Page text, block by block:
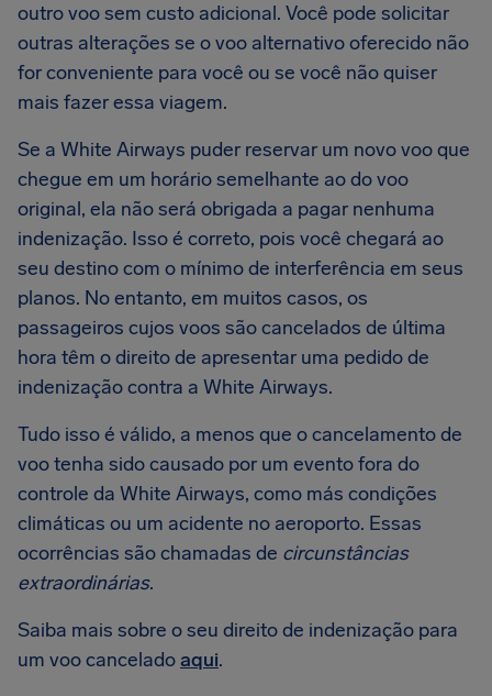
outro voo sem custo adicional. Você pode solicitar
outras alterações se o voo alternativo oferecido não
for conveniente para você ou se você não quiser
mais fazer essa viagem.
Se a White Airways puder reservar um novo voo que
chegue em um horário semelhante ao do voo
original, ela não será obrigada a pagar nenhuma
indenização. Isso é correto, pois você chegará ao
seu destino com o mínimo de interferência em seus
planos. No entanto, em muitos casos, os
passageiros cujos voos são cancelados de última
hora têm o direito de apresentar uma pedido de
indenização contra a White Airways.
Tudo isso é válido, a menos que o cancelamento de
voo tenha sido causado por um evento fora do
controle da White Airways, como más condições
climáticas ou um acidente no aeroporto. Essas
ocorrências são chamadas de circunstâncias
extraordinárias.
Saiba mais sobre o seu direito de indenização para
um voo canceladoaqui.